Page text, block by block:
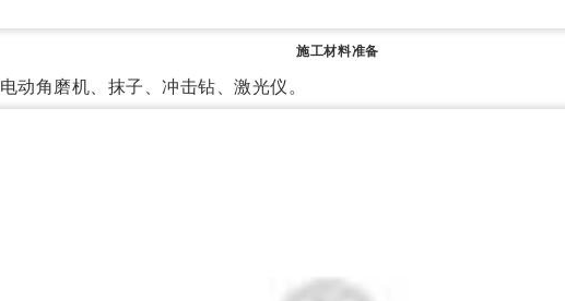
施工材料准备
电动角磨机、抹子、冲击钻、激光仪。